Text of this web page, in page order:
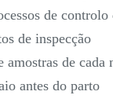
de controlo
de inspecção
amostras de cada
antes do parto